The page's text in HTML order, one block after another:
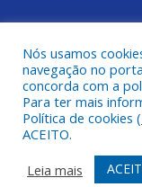
Todos os direitos
Mapa do Site
Nós usamos
navegação no
concorda com a
Para ter mais
Política de cookies (
ACEITO.
Leia mais